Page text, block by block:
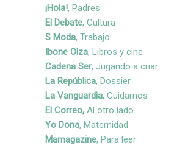
¡Hola!, Padres
El Debate, Cultura
S Moda, Trabajo
Ibone Olza, Libros y cine
Cadena Ser, Jugando a criar
La República, Dossier
La Vanguardia, Cuidarnos
El Correo, Al otro lado
Yo Dona, Maternidad
Mamagazine, Para leer